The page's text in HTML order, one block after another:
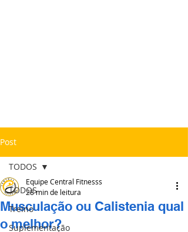
Post
TODOS
Treino
Suplementação
TODOS
Musculação ou Calistenia qual
o melhor?
Equipe Central Fitnesss
28 min de leitura